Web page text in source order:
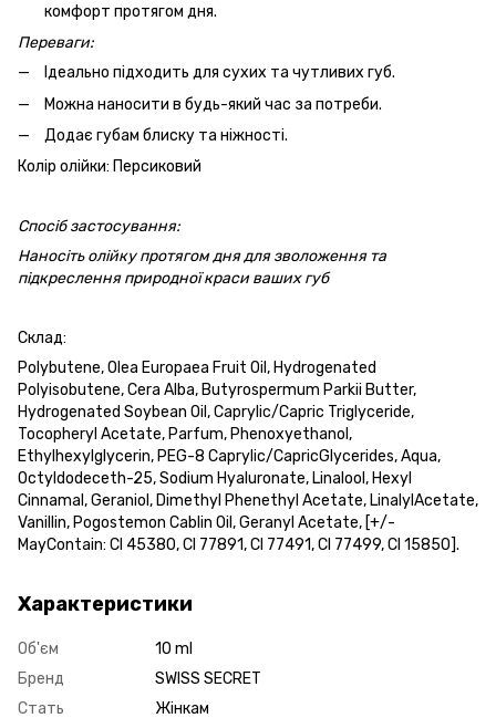
комфорт протягом дня.
Переваги:
Ідеально підходить для сухих та чутливих губ.
Можна наносити в будь-який час за потреби.
Додає губам блиску та ніжності.
Колір олійки: Персиковий
Спосіб застосування:
Наносіть олійку протягом дня для зволоження та
підкреслення природної краси ваших губ
Склад:
Polybutene, Olea Europaea Fruit Oil, Hydrogenated
Polyisobutene, Cera Alba, Butyrospermum Parkii Butter,
Hydrogenated Soybean Oil, Caprylic/Capric Triglyceride,
Tocopheryl Acetate, Parfum, Phenoxyethanol,
Ethylhexylglycerin, PEG-8 Caprylic/CapricGlycerides, Aqua,
Octyldodeceth-25, Sodium Hyaluronate, Linalool, Hexyl
Cinnamal, Geraniol, Dimethyl Phenethyl Acetate, LinalylAcetate,
Vanillin, Pogostemon Cablin Oil, Geranyl Acetate, [+/-
MayContain: CI 45380, CI 77891, CI 77491, CI 77499, CI 15850].
Характеристики
Об'єм
10 ml
Бренд
SWISS SECRET
Стать
Жінкам